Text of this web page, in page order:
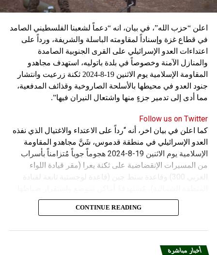
اعلن “حزب الله”، في بيان، انه “دعماً لشعبنا الفلسطيني الصامد
في قطاع غزة وإسناداً لمقاومته الباسلة ‌‏‌‏‌والشريفة، ورداً على
اعتداءات العدو الإسرائيلي على القرى الجنوبية الصامدة
والمنازل الآمنة وخصوصاً في بلدة باتوليه، استهدف مجاهدو
المقاومة الإسلامية يوم الاثنين 19-8-2024 ثكنة زرعيت وانتشار
جنود العدو في محيطها بالأسلحة الصاروخية وقذائف المدفعية،
مما أدى إلى تدمير جزءٍ منها واشتعال النيران فيها”.
Follow us on Twitter
كما اعلن في بيان اخر، أنه “رداً على الاعتداء والاغتيال الذي نفذه
العدو الإسرائيلي في منطقة قدموس، شَنَّ مجاهدو المقاومة
الإسلامية يوم الاثنين 19-8-2024 هجوماً جوياً مُتزامناً بأسراب
من المسيرات الإنقضاضية على ثكنة يعرا (مقر قيادة اللواء
الغربي 300) وقاعدة سنط جين (قاعدة لوجستية تابعة لقيادة
وجنودها وأصابت أهدافها بدقة وأوقعت فيهم عدداً من القتلى
CONTINUE READING
أخبار مباشرة